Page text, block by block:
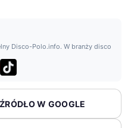
Disco-Polo.info. W branży disco
W GOOGLE